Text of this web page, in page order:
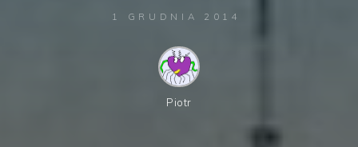
1 GRUDNIA 2014
Piotr